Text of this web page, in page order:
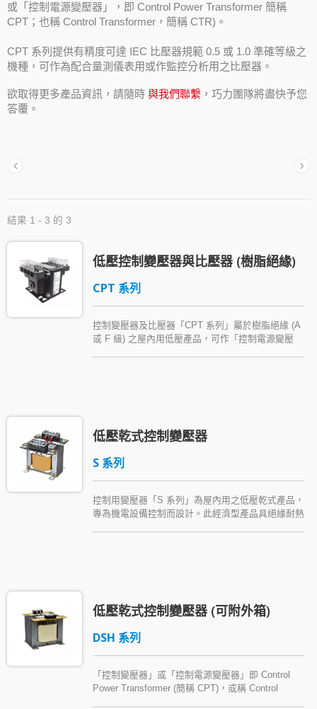
或「控制電源變壓器」，即 Control Power Transformer 簡稱
CPT；也稱 Control Transformer，簡稱 CTR)。
CPT 系列提供有精度可達 IEC 比壓器規範 0.5 或 1.0 準確等級之
機種，可作為配合量測儀表用或作監控分析用之比壓器。
欲取得更多產品資訊，請隨時 與我們聯繫 ，巧力團隊將盡快予您
答覆。
結果 1 - 3 的 3
低壓控制變壓器與比壓器 (樹脂絕緣)
CPT 系列
控制變壓器及比壓器「CPT 系列」屬於樹脂絕緣 (A
或 F 級) 之屋內用低壓產品，可作「控制電源變壓
稱為「工業控制變壓器」。
低壓乾式控制變壓器
S 系列
控制用變壓器「S 系列」為屋內用之低壓乾式產品，
專為機電設備控制而設計。此經濟型產品具絕緣耐熱
低壓乾式控制變壓器 (可附外箱)
DSH 系列
「控制變壓器」或「控制電源變壓器」即 Control
Power Transformer (簡稱 CPT)，或稱 Control